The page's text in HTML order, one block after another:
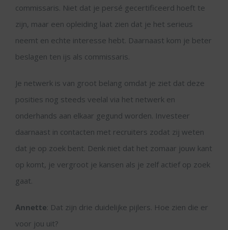
commissaris. Niet dat je persé gecertificeerd hoeft te
zijn, maar een opleiding laat zien dat je het serieus
neemt en echte interesse hebt. Daarnaast kom je beter
beslagen ten ijs als commissaris.
Je netwerk is van groot belang omdat je ziet dat deze
posities nog steeds veelal via het netwerk en
onderhands aan elkaar gegund worden. Investeer
daarnaast in contacten met recruiters zodat zij weten
dat je op zoek bent. Denk niet dat het zomaar jouw kant
op komt, je vergroot je kansen als je zelf actief op zoek
gaat.
Annette: Dat zijn drie duidelijke pijlers. Hoe zien die er
voor jou uit?